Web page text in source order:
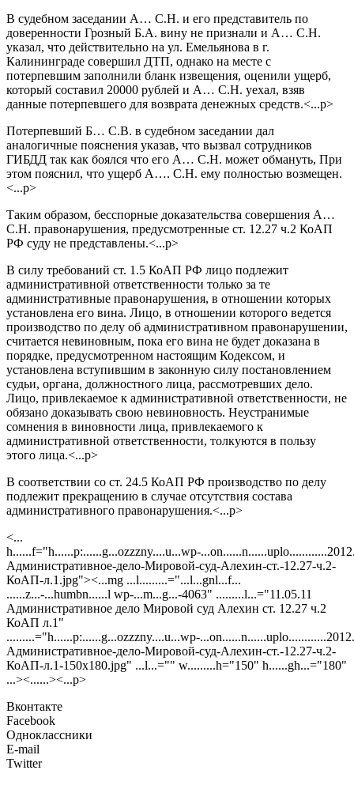
В судебном заседании А… С.Н. и его представитель по
доверенности Грозный Б.А. вину не признали и А… С.Н.
указал, что действительно на ул. Емельянова в г.
Калининграде совершил ДТП, однако на месте с
потерпевшим заполнили бланк извещения, оценили ущерб,
который составил 20000 рублей и А… С.Н. уехал, взяв
данные потерпевшего для возврата денежных средств.<...p>
Потерпевший Б… С.В. в судебном заседании дал
аналогичные пояснения указав, что вызвал сотрудников
ГИБДД так как боялся что его А… С.Н. может обмануть, При
этом пояснил, что ущерб А…. С.Н. ему полностью возмещен.
<...p>
Таким образом, бесспорные доказательства совершения А…
С.Н. правонарушения, предусмотренные ст. 12.27 ч.2 КоАП
РФ суду не представлены.<...p>
В силу требований ст. 1.5 КоАП РФ лицо подлежит
административной ответственности только за те
административные правонарушения, в отношении которых
установлена его вина. Лицо, в отношении которого ведется
производство по делу об административном правонарушении,
считается невиновным, пока его вина не будет доказана в
порядке, предусмотренном настоящим Кодексом, и
установлена вступившим в законную силу постановлением
судьи, органа, должностного лица, рассмотревших дело.
Лицо, привлекаемое к административной ответственности, не
обязано доказывать свою невиновность. Неустранимые
сомнения в виновности лица, привлекаемого к
административной ответственности, толкуются в пользу
этого лица.<...p>
В соответствии со ст. 24.5 КоАП РФ производство по делу
подлежит прекращению в случае отсутствия состава
административного правонарушения.<...p>
<...
h......f="h......p:......g...ozzzny....u...wp-
Административное-дело-Мировой-суд-Алехин-ст.-12.27-ч.2-
КоАП-л.1.jpg"><...mg ...l.........="...l...gnl...f...
......z...-...humbn......l wp-...m...g...-4063" .........l...="11.05.11
Административное дело Мировой суд Алехин ст. 12.27 ч.2
КоАП л.1"
.........="h......p:......g...ozzzny....u...wp-
Административное-дело-Мировой-суд-Алехин-ст.-12.27-ч.2-
КоАП-л.1-150x180.jpg" ...l...="" w.........h="150" h......gh...="180"
...><......><...p>
Вконтакте
Facebook
Одноклассники
E-mail
Twitter